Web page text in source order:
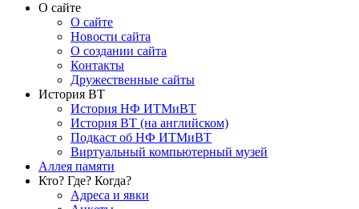
О сайте
О сайте
Новости сайта
О создании сайта
Контакты
Дружественные сайты
История ВТ
История НФ ИТМиВТ
История ВТ (на английском)
Подкаст об НФ ИТМиВТ
Виртуальный компьютерный музей
Аллея памяти
Кто? Где? Когда?
Адреса и явки